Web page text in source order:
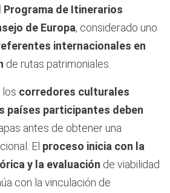
de Itinerarios
de Europa, considerado uno
internacionales en
de rutas patrimoniales.
los corredores culturales
países participantes deben
antes de obtener una
El proceso inicia con la
y la evaluación de viabilidad
con la vinculación de